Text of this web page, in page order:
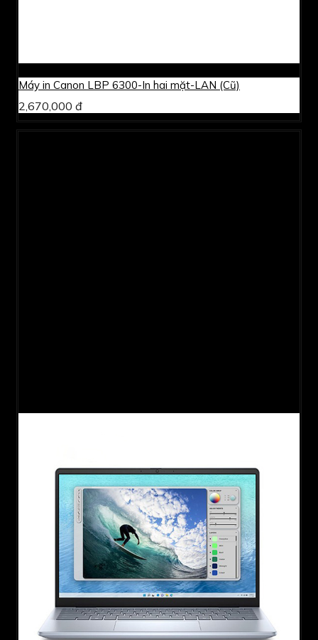
Máy in Canon LBP 6300-In hai mặt-LAN (Cũ)
2,670,000 đ